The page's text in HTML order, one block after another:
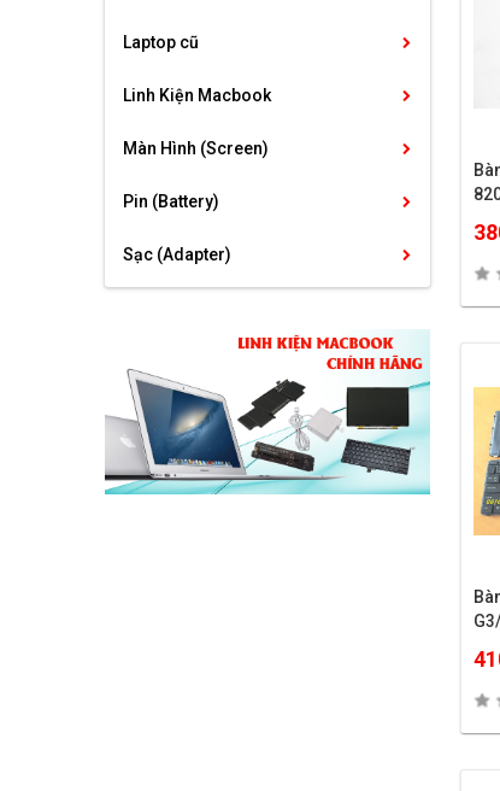
Laptop cũ
Linh Kiện Macbook
Màn Hình (Screen)
Pin (Battery)
Sạc (Adapter)